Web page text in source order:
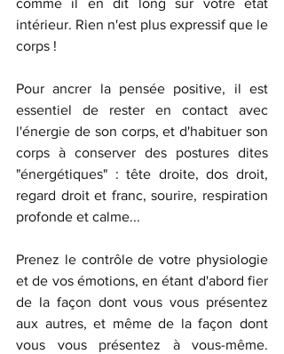
comme il en dit long sur votre état
intérieur. Rien n'est plus expressif que le
corps !
Pour ancrer la pensée positive, il est
essentiel de rester en contact avec
l'énergie de son corps, et d'habituer son
corps à conserver des postures dites
"énergétiques" : tête droite, dos droit,
regard droit et franc, sourire, respiration
profonde et calme...
Prenez le contrôle de votre physiologie
et de vos émotions, en étant d'abord fier
de la façon dont vous vous présentez
aux autres, et même de la façon dont
vous vous présentez à vous-même.